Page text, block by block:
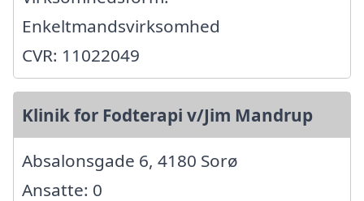
Enkeltmandsvirksomhed
CVR: 11022049
Klinik for Fodterapi v/Jim Mandrup
Absalonsgade 6, 4180 Sorø
Ansatte: 0